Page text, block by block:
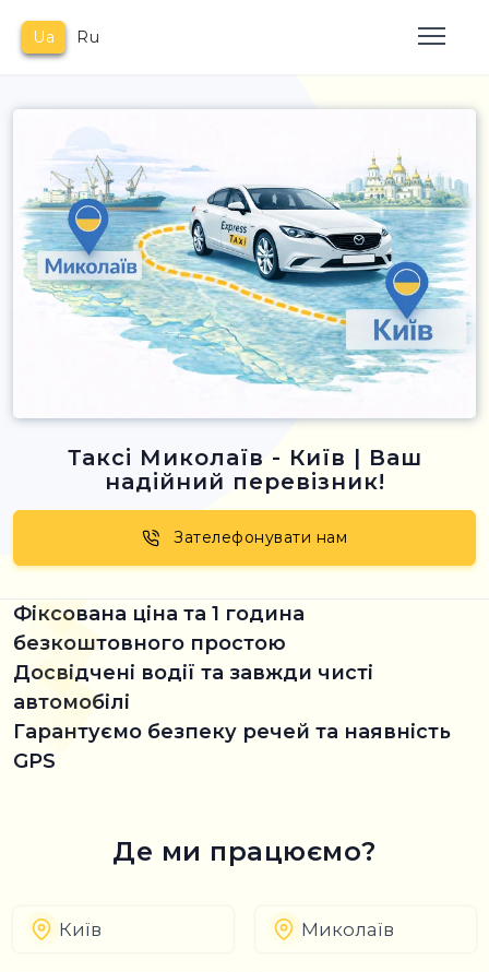
Ua Ru
Таксі Миколаїв - Київ | Ваш
надійний перевізник!
Зателефонувати нам
Фіксована ціна та 1 година
безкоштовного простою
Досвідчені водії та завжди чисті
автомобілі
Гарантуємо безпеку речей та наявність
GPS
Де ми працюємо?
Київ Миколаїв